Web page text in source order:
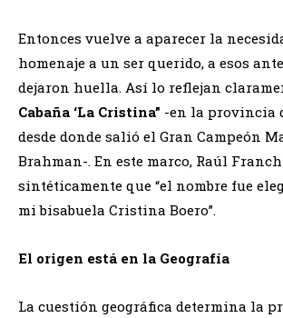
Entonces vuelve a aparecer la
homenaje a un ser querido, a esos
dejaron huella. Así lo reflejan
Cabaña ‘La Cristina” -en la provincia
desde donde salió el Gran Campeón
Brahman-. En este marco, Raúl
sintéticamente que “el nombre fue
mi bisabuela Cristina Boero”.
El origen está en la Geografía
La cuestión geográfica determina la